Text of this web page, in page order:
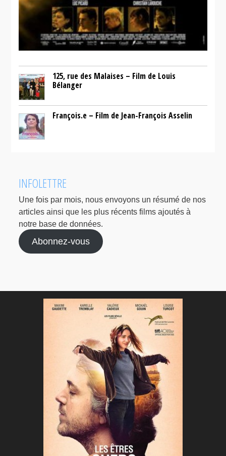
125, rue des Malaises – Film de Louis
Bélanger
François.e – Film de Jean-François Asselin
INFOLETTRE
Une fois par mois, nous envoyons un résumé de nos
articles ainsi que les plus récents films ajoutés à
notre base de données.
Abonnez-vous